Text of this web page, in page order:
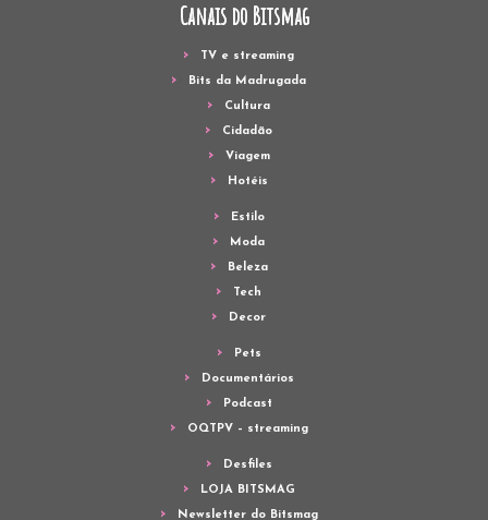
Canais do Bitsmag
TV e streaming
Bits da Madrugada
Cultura
Cidadão
Viagem
Hotéis
Estilo
Moda
Beleza
Tech
Decor
Pets
Documentários
Podcast
OQTPV – streaming
Desfiles
LOJA BITSMAG
Newsletter do Bitsmag